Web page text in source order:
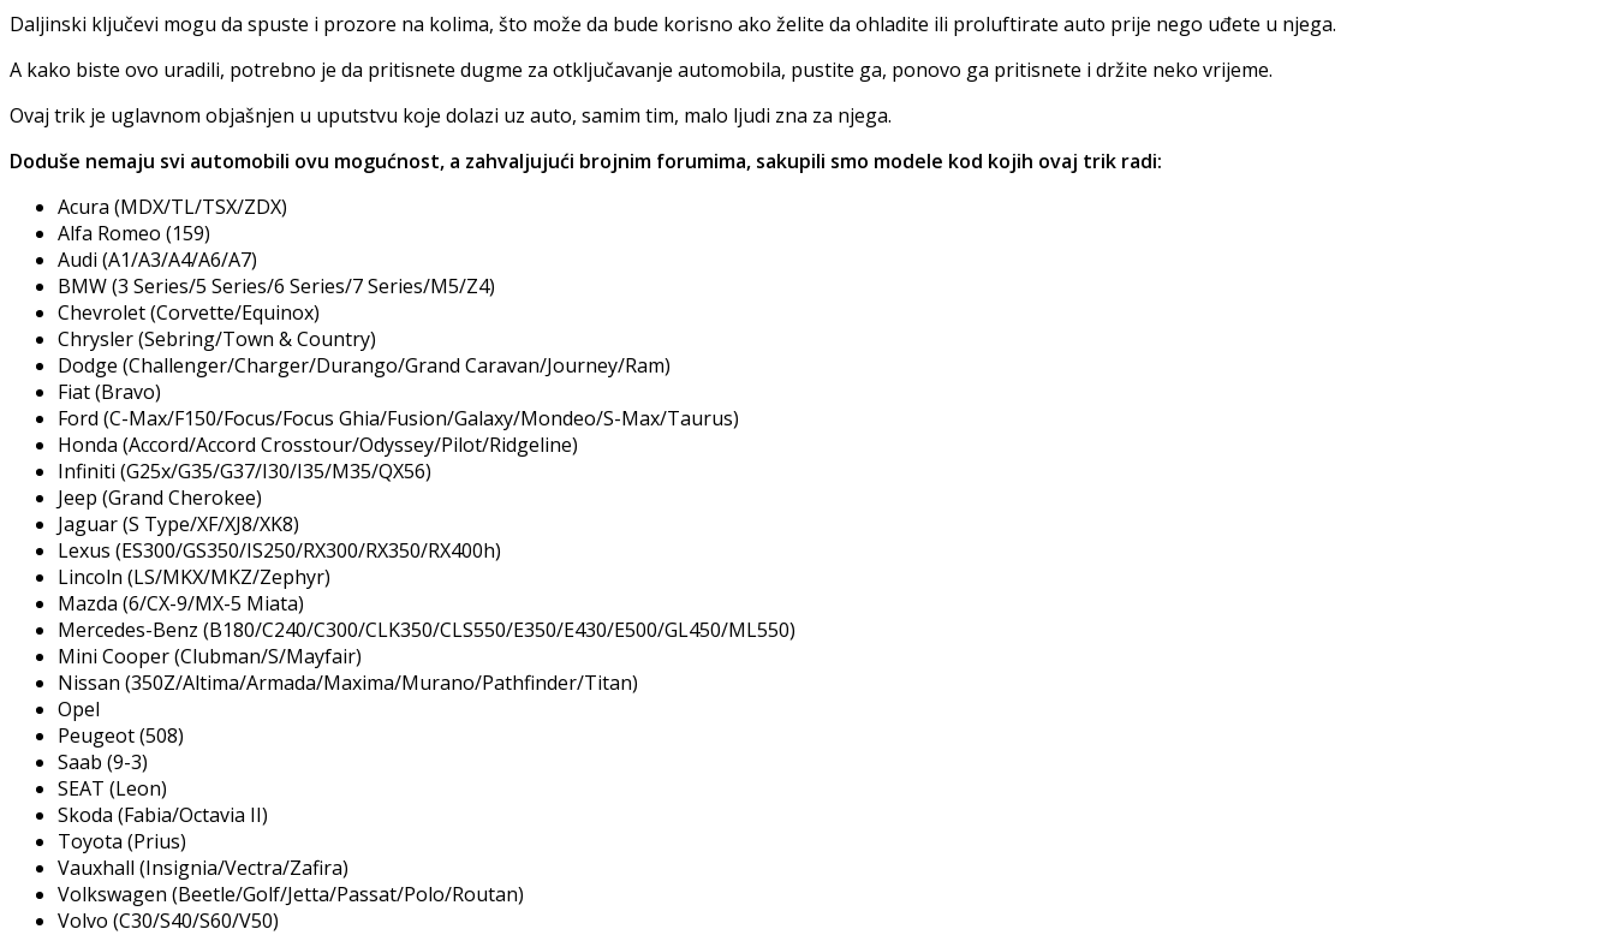
Daljinski ključevi mogu da spuste i prozore na kolima, što može da bude korisno ako želite da ohladite ili proluftirate auto prije nego uđete u njega.
A kako biste ovo uradili, potrebno je da pritisnete dugme za otključavanje automobila, pustite ga, ponovo ga pritisnete i držite neko vrijeme.
Ovaj trik je uglavnom objašnjen u uputstvu koje dolazi uz auto, samim tim, malo ljudi zna za njega.
Doduše nemaju svi automobili ovu mogućnost, a zahvaljujući brojnim forumima, sakupili smo modele kod kojih ovaj trik radi:
Acura (MDX/TL/TSX/ZDX)
Alfa Romeo (159)
Audi (A1/A3/A4/A6/A7)
BMW (3 Series/5 Series/6 Series/7 Series/M5/Z4)
Chevrolet (Corvette/Equinox)
Chrysler (Sebring/Town & Country)
Dodge (Challenger/Charger/Durango/Grand Caravan/Journey/Ram)
Fiat (Bravo)
Ford (C-Max/F150/Focus/Focus Ghia/Fusion/Galaxy/Mondeo/S-Max/Taurus)
Honda (Accord/Accord Crosstour/Odyssey/Pilot/Ridgeline)
Infiniti (G25x/G35/G37/I30/I35/M35/QX56)
Jeep (Grand Cherokee)
Jaguar (S Type/XF/XJ8/XK8)
Lexus (ES300/GS350/IS250/RX300/RX350/RX400h)
Lincoln (LS/MKX/MKZ/Zephyr)
Mazda (6/CX-9/MX-5 Miata)
Mercedes-Benz (B180/C240/C300/CLK350/CLS550/E350/E430/E500/GL450/ML550)
Mini Cooper (Clubman/S/Mayfair)
Nissan (350Z/Altima/Armada/Maxima/Murano/Pathfinder/Titan)
Opel
Peugeot (508)
Saab (9-3)
SEAT (Leon)
Skoda (Fabia/Octavia II)
Toyota (Prius)
Vauxhall (Insignia/Vectra/Zafira)
Volkswagen (Beetle/Golf/Jetta/Passat/Polo/Routan)
Volvo (C30/S40/S60/V50)